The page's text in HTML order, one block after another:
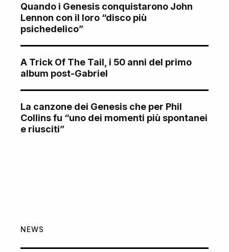
Quando i Genesis conquistarono John
Lennon con il loro “disco più
psichedelico”
A Trick Of The Tail, i 50 anni del primo
album post-Gabriel
La canzone dei Genesis che per Phil
Collins fu “uno dei momenti più spontanei
e riusciti”
NEWS